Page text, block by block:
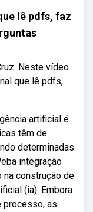
lê pdfs, faz
Neste vídeo
que lê pdfs,
artificial é
têm de
determinadas
integração
construção de
(ia). Embora
processo, as.